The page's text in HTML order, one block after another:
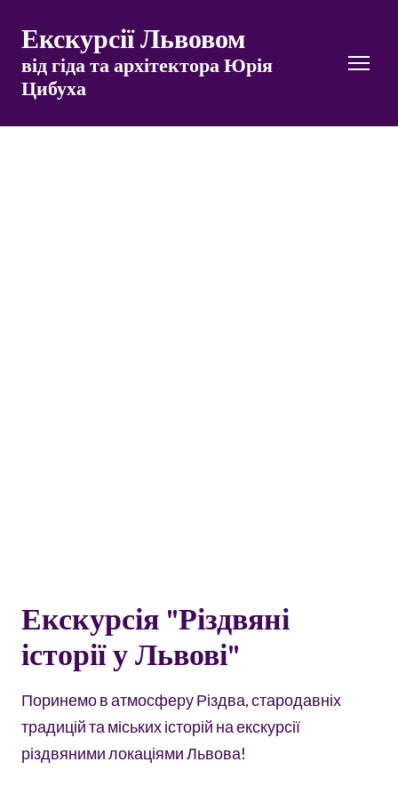
Екскурсії Львовом
від гіда та архітектора Юрія
Цибуха
Екскурсія "Різдвяні
історії у Львові"
Поринемо в атмосферу Різдва, стародавніх
традицій та міських історій на екскурсії
різдвяними локаціями Львова!